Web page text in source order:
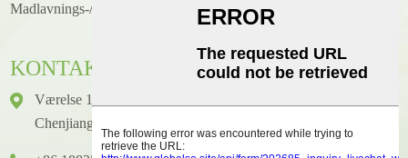
Madlavnings-/opskriftsnyheder
KONTAKTE
Værelse 1416, Etage 14, Junhao International Building, Nr. 2,
Chenjiang Zhongkai Avenue, Huicheng District, Huizhou City